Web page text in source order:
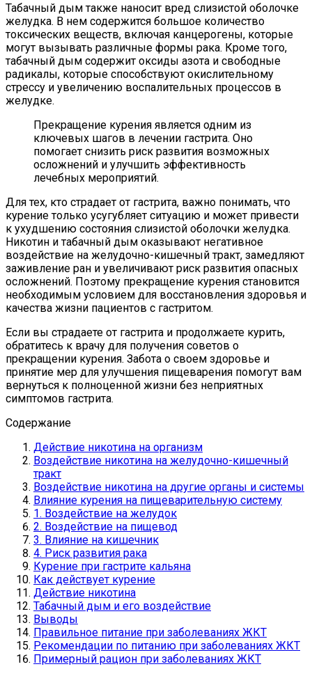
Табачный дым также наносит вред слизистой оболочке
желудка. В нем содержится большое количество
токсических веществ, включая канцерогены, которые
могут вызывать различные формы рака. Кроме того,
табачный дым содержит оксиды азота и свободные
радикалы, которые способствуют окислительному
стрессу и увеличению воспалительных процессов в
желудке.
Прекращение курения является одним из
ключевых шагов в лечении гастрита. Оно
помогает снизить риск развития возможных
осложнений и улучшить эффективность
лечебных мероприятий.
Для тех, кто страдает от гастрита, важно понимать, что
курение только усугубляет ситуацию и может привести
к ухудшению состояния слизистой оболочки желудка.
Никотин и табачный дым оказывают негативное
воздействие на желудочно-кишечный тракт, замедляют
заживление ран и увеличивают риск развития опасных
осложнений. Поэтому прекращение курения становится
необходимым условием для восстановления здоровья и
качества жизни пациентов с гастритом.
Если вы страдаете от гастрита и продолжаете курить,
обратитесь к врачу для получения советов о
прекращении курения. Забота о своем здоровье и
принятие мер для улучшения пищеварения помогут вам
вернуться к полноценной жизни без неприятных
симптомов гастрита.
Содержание
Действие никотина на организм
Воздействие никотина на желудочно-кишечный
тракт
Воздействие никотина на другие органы и системы
Влияние курения на пищеварительную систему
1. Воздействие на желудок
2. Воздействие на пищевод
3. Влияние на кишечник
4. Риск развития рака
Курение при гастрите кальяна
Как действует курение
Действие никотина
Табачный дым и его воздействие
Выводы
Правильное питание при заболеваниях ЖКТ
Рекомендации по питанию при заболеваниях ЖКТ
Примерный рацион при заболеваниях ЖКТ